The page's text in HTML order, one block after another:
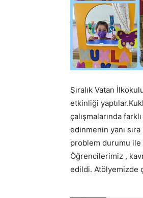
Şıralık Vatan
etkinliği
çalışmalarında
edinmenin yanı
problem durumu ile
Öğrencilerimiz ,
edildi. Atölyemizde